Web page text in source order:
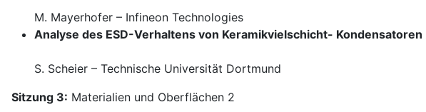
M. Mayerhofer – Infineon Technologies
Analyse des ESD-Verhaltens von Keramikvielschicht-
S. Scheier – Technische Universität Dortmund
Sitzung 3: Materialien und Oberflächen 2